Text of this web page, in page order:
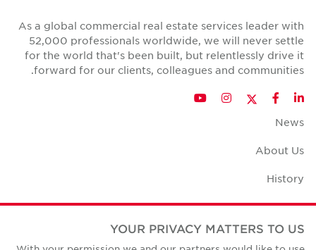
As a global commercial real estate services leader with
52,000 professionals worldwide, we will never settle
for the world that's been built, but relentlessly drive it
forward for our clients, colleagues and communities.
LinkedIn
Facebook
Twitter
Instagram
YouTube
News
About Us
History
Case Studies
Office Space Calculator
YOUR PRIVACY MATTERS TO US